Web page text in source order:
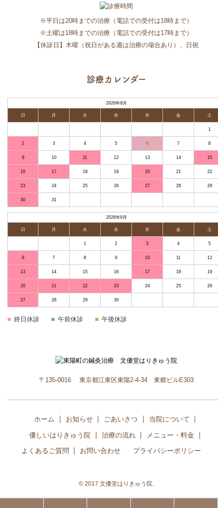
※平日は20時までの治療（電話での受付は18時まで）
※土曜は18時までの治療（電話での受付は17時まで）
【休診日】木曜（祝日がある週は治療の場合あり）、日祝
診療カレンダー
2026年8月
日 月 火 水 木 金 土
1
2 3 4 5 6 7 8
9 10 11 12 13 14 15
16 17 18 19 20 21 22
23 24 25 26 27 28 29
30 31
2026年9月
日 月 火 水 木 金 土
1 2 3 4 5
6 7 8 9 10 11 12
13 14 15 16 17 18 19
20 21 22 23 24 25 26
27 28 29 30
終日休診 午前休診 午後休診
〒135-0016 東京都江東区東陽2-4-34 東郷ビルE303
ホーム お知らせ ごあいさつ 当院について
優しいはりきゅう院 治療の流れ メニュー・料金
よくあるご質問 お問い合わせ プライバシーポリシー
© 2017 文優堂はりきゅう院.